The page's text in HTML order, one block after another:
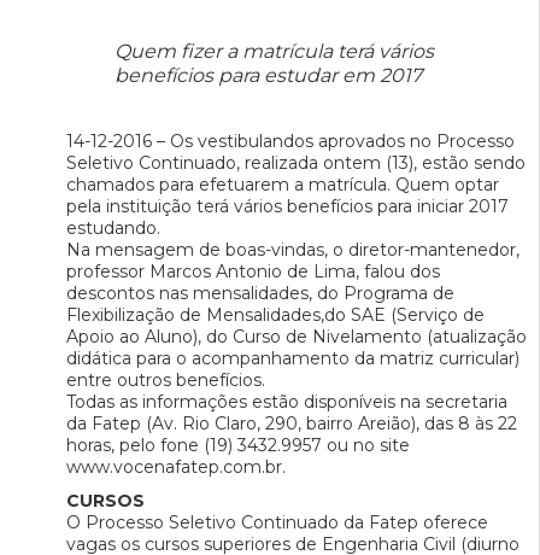
Quem fizer a matrícula terá vários
benefícios para estudar em 2017
14-12-2016 – Os vestibulandos aprovados no Processo
Seletivo Continuado, realizada ontem (13), estão sendo
chamados para efetuarem a matrícula. Quem optar
pela instituição terá vários benefícios para iniciar 2017
estudando.
Na mensagem de boas-vindas, o diretor-mantenedor,
professor Marcos Antonio de Lima, falou dos
descontos nas mensalidades, do Programa de
Flexibilização de Mensalidades,do SAE (Serviço de
Apoio ao Aluno), do Curso de Nivelamento (atualização
didática para o acompanhamento da matriz curricular)
entre outros benefícios.
Todas as informações estão disponíveis na secretaria
da Fatep (Av. Rio Claro, 290, bairro Areião), das 8 às 22
horas, pelo fone (19) 3432.9957 ou no site
www.vocenafatep.com.br.
CURSOS
O Processo Seletivo Continuado da Fatep oferece
vagas os cursos superiores de Engenharia Civil (diurno